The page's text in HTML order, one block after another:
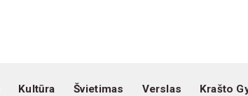
Kultūra Švietimas Verslas Krašto